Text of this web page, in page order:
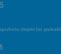
(mpm) tai